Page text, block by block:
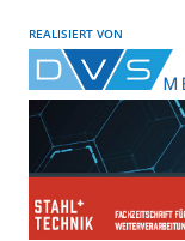
REALISIERT VON